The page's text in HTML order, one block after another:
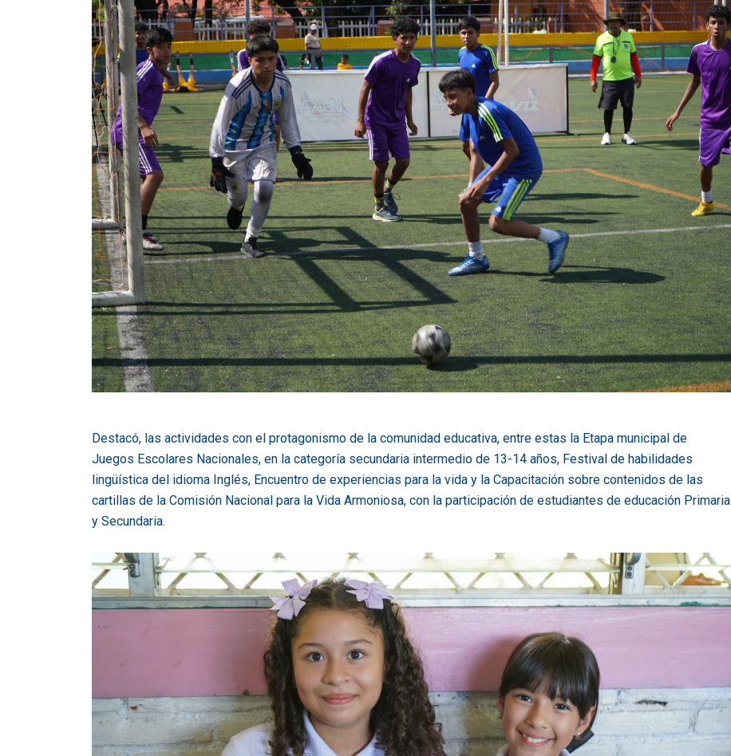
Destacó, las actividades con el protagonismo de la comunidad educativa, entre estas la Etapa municipal de
Juegos Escolares Nacionales, en la categoría secundaria intermedio de 13-14 años, Festival de habilidades
lingüística del idioma Inglés, Encuentro de experiencias para la vida y la Capacitación sobre contenidos de las
cartillas de la Comisión Nacional para la Vida Armoniosa, con la participación de estudiantes de educación Primaria
y Secundaria.